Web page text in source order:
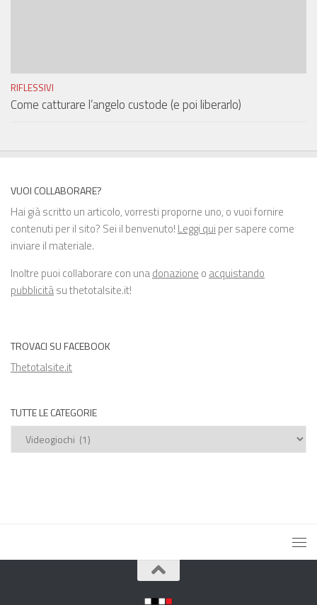
RIFLESSIVI
Come catturare l’angelo custode (e poi liberarlo)
VUOI COLLABORARE?
Hai già scritto un articolo, vorresti proporne uno, o vuoi fornire
contenuti per il sito? Sei il benvenuto! Leggi qui per sapere come
inviare il materiale.
Inoltre puoi collaborare con unadonazione o acquistando
pubblicitàsu thetotalsite.it!
TROVACI SU FACEBOOK
Thetotalsite.it
TUTTE LE CATEGORIE
Tutte
le